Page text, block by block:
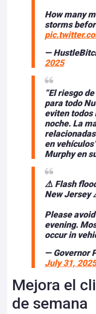
How many
storms
—
2025
“El riesgo
para todo
eviten todos
noche. La
en
Murphy en
⚠️ Flash
New Jersey
Please
evening.
occur in
— Governor
July 31, 2025
Mejora el
de semana